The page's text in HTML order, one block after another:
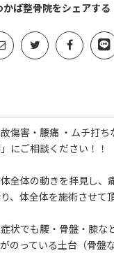
かば整骨院をシェアする
傷害・腰痛 ・ムチ打
にご相談ください！！
全体の動きを拝見し、
、体全体を施術させて
状でも腰・骨盤・膝な
のっている土台（骨盤